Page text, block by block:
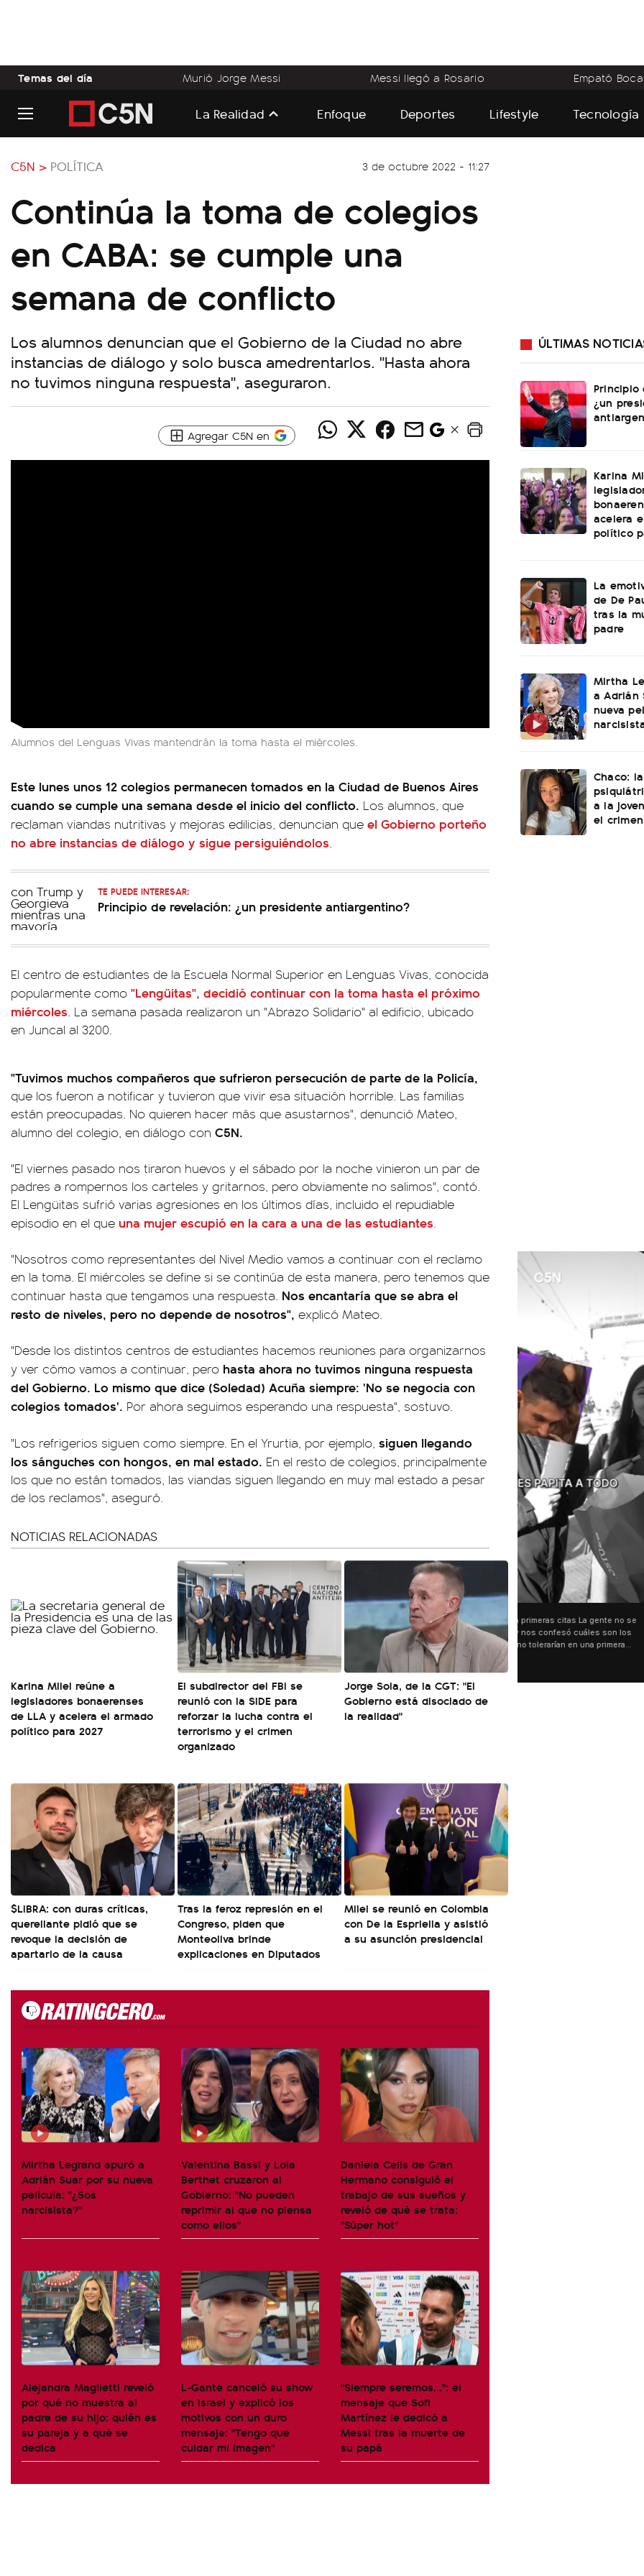
Temas del día Murió Jorge Messi Messi llegó a Rosario Empató Boca
La Realidad Enfoque Deportes Lifestyle Tecnología
C5N > POLÍTICA 3 de octubre 2022 - 11:27
Continúa la toma de colegios
en CABA: se cumple una
semana de conflicto
Los alumnos denuncian que el Gobierno de la Ciudad no abre
instancias de diálogo y solo busca amedrentarlos. "Hasta ahora
no tuvimos ninguna respuesta", aseguraron.
Agregar C5N en
Alumnos del Lenguas Vivas mantendrán la toma hasta el miércoles.
Este lunes unos 12 colegios permanecen tomados en la Ciudad de Buenos Aires
cuando se cumple una semana desde el inicio del conflicto. Los alumnos, que
reclaman viandas nutritivas y mejoras edilicias, denuncian que el Gobierno porteño
no abre instancias de diálogo y sigue persiguiéndolos.
TE PUEDE INTERESAR:
Principio de revelación: ¿un presidente antiargentino?
El centro de estudiantes de la Escuela Normal Superior en Lenguas Vivas, conocida
popularmente como "Lengüitas", decidió continuar con la toma hasta el próximo
miércoles. La semana pasada realizaron un "Abrazo Solidario" al edificio, ubicado
en Juncal al 3200.
"Tuvimos muchos compañeros que sufrieron persecución de parte de la Policía,
que los fueron a notificar y tuvieron que vivir esa situación horrible. Las familias
están preocupadas. No quieren hacer más que asustarnos", denunció Mateo,
alumno del colegio, en diálogo con C5N.
"El viernes pasado nos tiraron huevos y el sábado por la noche vinieron un par de
padres a rompernos los carteles y gritarnos, pero obviamente no salimos", contó.
El Lengüitas sufrió varias agresiones en los últimos días, incluido el repudiable
episodio en el que una mujer escupió en la cara a una de las estudiantes.
"Nosotros como representantes del Nivel Medio vamos a continuar con el reclamo
en la toma. El miércoles se define si se continúa de esta manera, pero tenemos que
continuar hasta que tengamos una respuesta. Nos encantaría que se abra el
resto de niveles, pero no depende de nosotros", explicó Mateo.
"Desde los distintos centros de estudiantes hacemos reuniones para organizarnos
y ver cómo vamos a continuar, pero hasta ahora no tuvimos ninguna respuesta
del Gobierno. Lo mismo que dice (Soledad) Acuña siempre: 'No se negocia con
colegios tomados'. Por ahora seguimos esperando una respuesta", sostuvo.
"Los refrigerios siguen como siempre. En el Yrurtia, por ejemplo, siguen llegando
los sánguches con hongos, en mal estado. En el resto de colegios, principalmente
los que no están tomados, las viandas siguen llegando en muy mal estado a pesar
de los reclamos", aseguró.
NOTICIAS RELACIONADAS
Karina Milei reúne a
legisladores bonaerenses
de LLA y acelera el armado
político para 2027
El subdirector del FBI se
reunió con la SIDE para
reforzar la lucha contra el
terrorismo y el crimen
organizado
Jorge Sola, de la CGT: "El
Gobierno está disociado de
la realidad"
$LIBRA: con duras críticas,
querellante pidió que se
revoque la decisión de
apartarlo de la causa
Tras la feroz represión en el
Congreso, piden que
Monteoliva brinde
explicaciones en Diputados
Milei se reunió en Colombia
con De la Espriella y asistió
a su asunción presidencial
Mirtha Legrand apuró a
Adrián Suar por su nueva
película: "¿Sos
narcisista?"
Valentina Bassi y Lola
Berthet cruzaron al
Gobierno: "No pueden
reprimir al que no piensa
como ellos"
Daniela Celis de Gran
Hermano consiguió el
trabajo de sus sueños y
reveló de qué se trata:
"Súper hot"
Alejandra Maglietti reveló
por qué no muestra al
padre de su hijo: quién es
su pareja y a qué se
dedica
L-Gante canceló su show
en Israel y explicó los
motivos con un duro
mensaje: "Tengo que
cuidar mi imagen"
"Siempre seremos...": el
mensaje que Sofi
Martínez le dedicó a
Messi tras la muerte de
su papá
ÚLTIMAS
Principio
¿un
Karina
acelera
político
La
de De
tras la
padre
Mirtha
a Adrián
nueva
Chaco:
a la
el
01:26
🟥 Red flags en primeras
guardó nada y nos confesó
límites que no tolerarían